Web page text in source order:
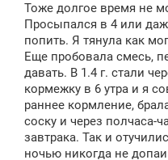
Тоже долгое время не
Просыпался в 4 или
попить. Я тянула как
Еще пробовала смесь,
давать. В 1.4 г. стали
кормежку в 6 утра и я
раннее кормление,
соску и через полчаса-
завтрака. Так и
ночью никогда не